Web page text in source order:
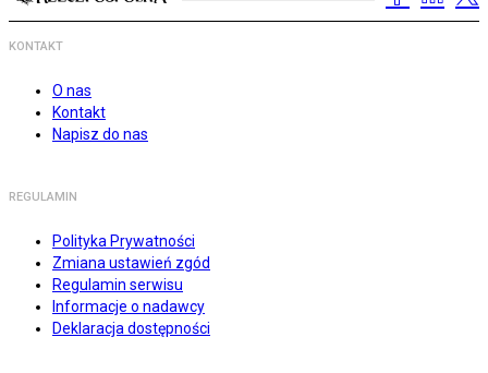
KONTAKT
O nas
Kontakt
Napisz do nas
REGULAMIN
Polityka Prywatności
Zmiana ustawień zgód
Regulamin serwisu
Informacje o nadawcy
Deklaracja dostępności